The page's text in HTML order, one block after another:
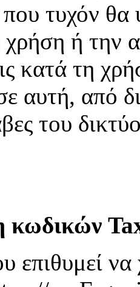
τυχόν θα
ή την
κατά τη
αυτή, από
του
κωδικών
επιθυμεί να